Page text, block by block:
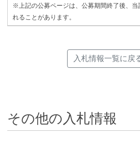
※上記の公募ページは、公募期間終了後、当
れることがあります。
入札情報一覧に戻
その他の入札情報